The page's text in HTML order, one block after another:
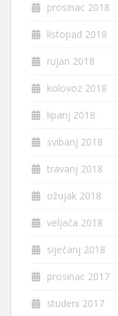
prosinac 2018
listopad 2018
rujan 2018
kolovoz 2018
lipanj 2018
svibanj 2018
travanj 2018
ožujak 2018
veljača 2018
siječanj 2018
prosinac 2017
studeni 2017